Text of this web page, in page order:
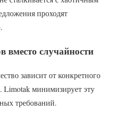
проходят
вместо случайности
зависит от конкретного
Limotak минимизирует эту
требований.